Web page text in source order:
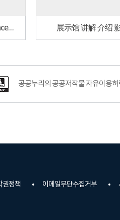
Introduction of The Independence hall of Korea(English) 展示馆 讲解 介绍
저작물자유이용허락–출처표시이미지
공공누리의 공공저작물 자유이용
권정책 이메일무단수집거부